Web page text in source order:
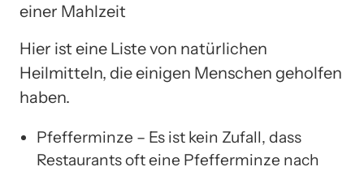
einer Mahlzeit
Hier ist eine Liste von natürlichen
Heilmitteln, die einigen Menschen geholfen
haben.
Pfefferminze – Es ist kein Zufall, dass
Restaurants oft eine Pfefferminze nach